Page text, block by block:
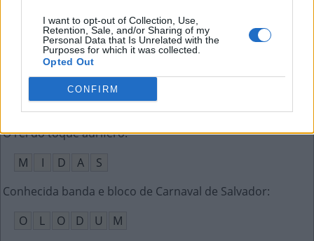
I want to opt-out of Collection, Use,
Retention, Sale, and/or Sharing of my
Personal Data that Is Unrelated with the
Purposes for which it was collected.
Opted Out
CONFIRM
Unidade usada para contar átomos e íons
O
L
Clube italiano no qual Maradona ganhou dois títulos:
A P O L
I
O rei do toque aurífero:
M
I D A
S
Conhecida banda e bloco de Carnaval de Salvador:
O
L O D U
M